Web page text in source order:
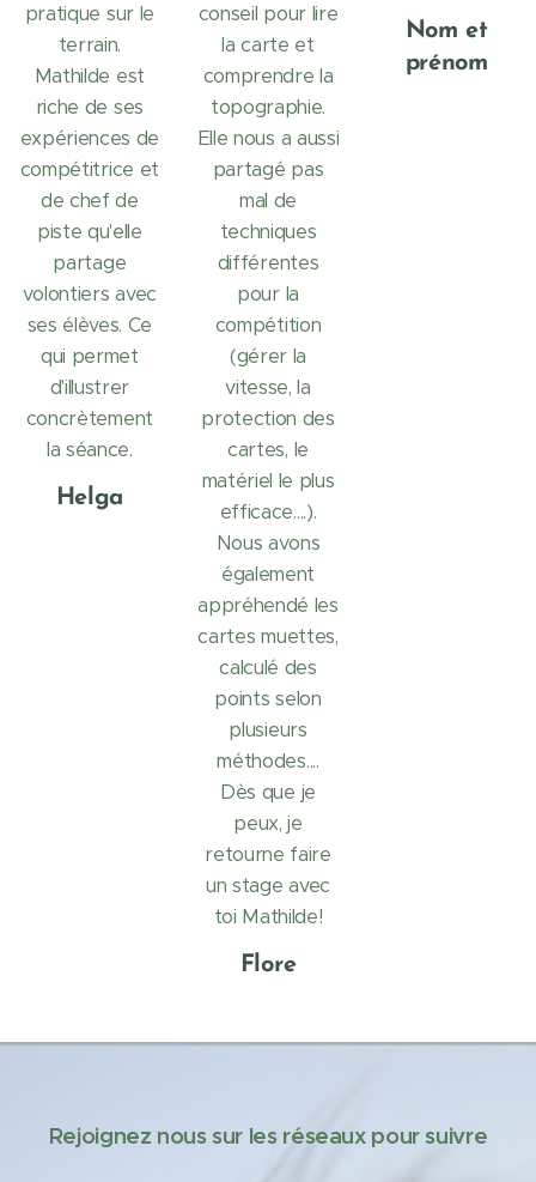
pratique sur le
terrain.
Mathilde est
riche de ses
expériences de
compétitrice et
de chef de
piste qu'elle
partage
volontiers avec
ses élèves. Ce
qui permet
d'illustrer
concrètement
la séance.
Helga
conseil pour lire
la carte et
comprendre la
topographie.
Elle nous a aussi
partagé pas
mal de
techniques
différentes
pour la
compétition
(gérer la
vitesse, la
protection des
cartes, le
matériel le plus
efficace....).
Nous avons
également
appréhendé les
cartes muettes,
calculé des
points selon
plusieurs
méthodes....
Dès que je
peux, je
retourne faire
un stage avec
toi Mathilde!
Flore
Nom et
prénom
Rejoignez nous sur les réseaux pour suivre